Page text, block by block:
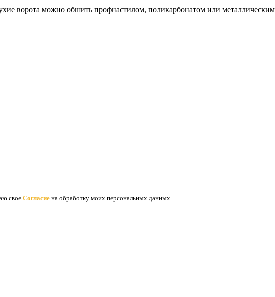
ворота можно обшить профнастилом, поликарбонатом или
свое Согласие на обработку моих персональных данных.